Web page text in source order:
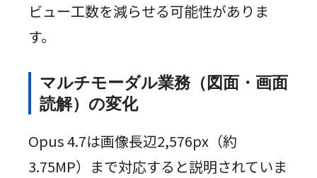
ビュー工数を減らせる可能性がありま
す。
マルチモーダル業務（図面・画面
読解）の変化
Opus 4.7は画像長辺2,576px（約
3.75MP）まで対応すると説明されていま